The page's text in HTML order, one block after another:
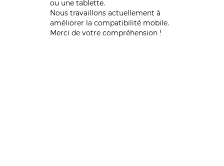
ou une tablette.
Nous travaillons actuellement à
améliorer la compatibilité mobile.
Merci de votre compréhension !